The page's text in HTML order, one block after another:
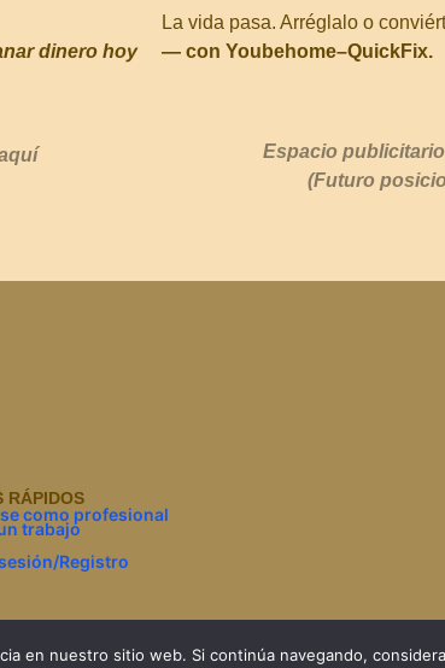
dinero hoy
La vida pasa. Arréglalo o
— con Youbehome–QuickFix.
Espacio
(Futuro
RÁPIDOS
como profesional
trabajo
Registro
en nuestro sitio web. Si continúa navegando,